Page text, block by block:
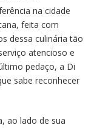
na cidade
feita com
dessa culinária tão
atencioso e
pedaço, a Di
sabe reconhecer
ao lado de sua